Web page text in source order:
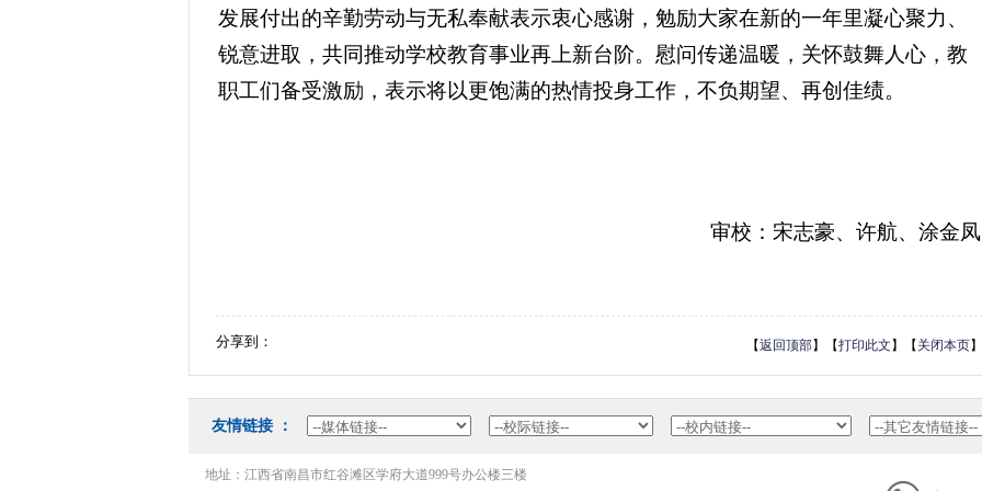
发展付出的辛勤劳动与无私奉献表示衷心感谢，勉励大家在新的一年里凝心聚力、
锐意进取，共同推动学校教育事业再上新台阶。慰问传递温暖，关怀鼓舞人心，教
职工们备受激励，表示将以更饱满的热情投身工作，不负期望、再创佳绩。
审校：宋志豪、许航、涂金凤
分享到： 【返回顶部】【打印此文 】【 关闭本页】
友情链接：
地址：江西省南昌市红谷滩区学府大道999号办公楼三楼